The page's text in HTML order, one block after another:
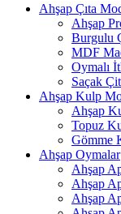
Ahşap Çıta
Ahşap
Burgulu
MDF
Oymalı
Saçak
Ahşap Kulp
Ahşap
Topuz
Gömme
Ahşap Oymalar
Ahşap
Ahşap
Ahşap